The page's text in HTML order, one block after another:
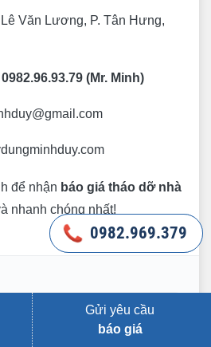
Văn Lương, P. Tân Hưng,
0982.96.93.79 (Mr. Minh)
để nhận báo giá tháo dỡ nhà
nhanh chóng nhất!
0982.969.379
Gửi yêu cầu
báo giá
0982.969.379